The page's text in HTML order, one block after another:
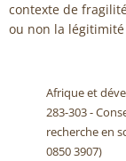
contexte de
ou non la
Afrique et
283-303 -
recherche en
0850 3907)